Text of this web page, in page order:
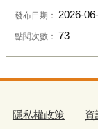
發布日期： 2026-
點閱次數： 73
隱私權政策 資